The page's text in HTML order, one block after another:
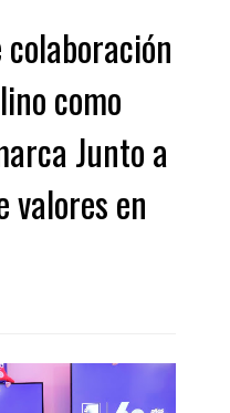
como
Junto a
valores en